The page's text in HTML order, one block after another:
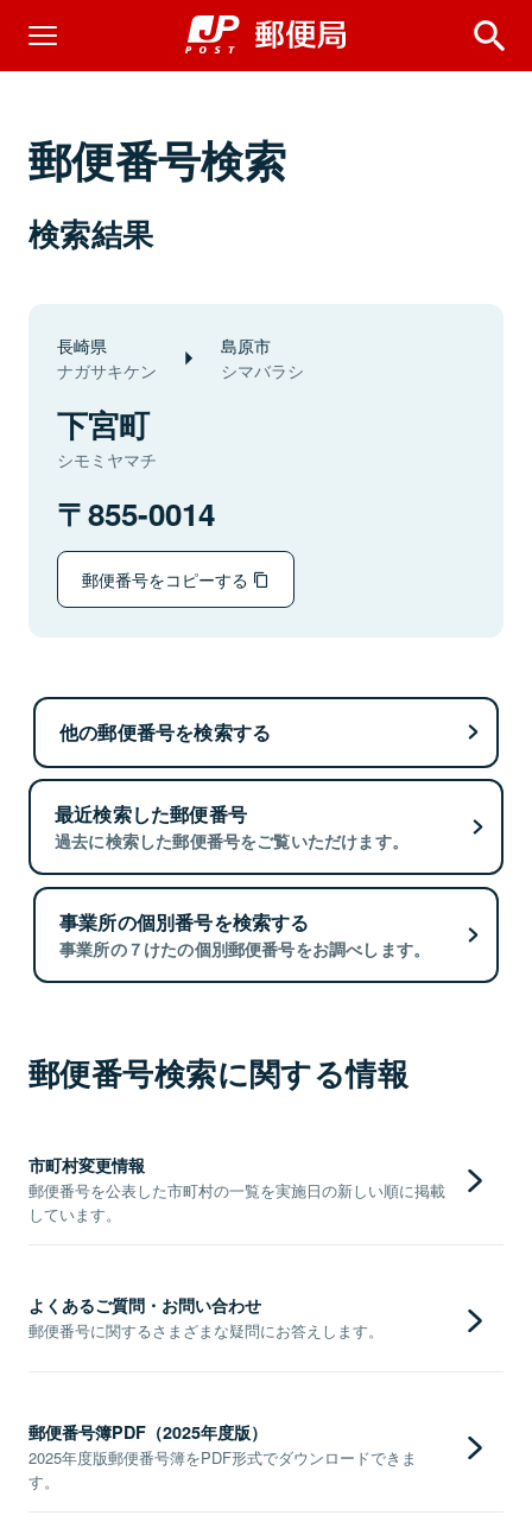
郵便番号検索
検索結果
長崎県
ナガサキケン
島原市
シマバラシ
下宮町
シモミヤマチ
855-0014
郵便番号をコピーする
他の郵便番号を検索する
最近検索した郵便番号
過去に検索した郵便番号をご覧いただけます。
事業所の個別番号を検索する
事業所の７けたの個別郵便番号をお調べします。
郵便番号検索に関する情報
市町村変更情報
郵便番号を公表した市町村の一覧を実施日の新しい順に掲載
しています。
よくあるご質問・お問い合わせ
郵便番号に関するさまざまな疑問にお答えします。
郵便番号簿PDF（2025年度版）
2025年度版郵便番号簿をPDF形式でダウンロードできま
す。